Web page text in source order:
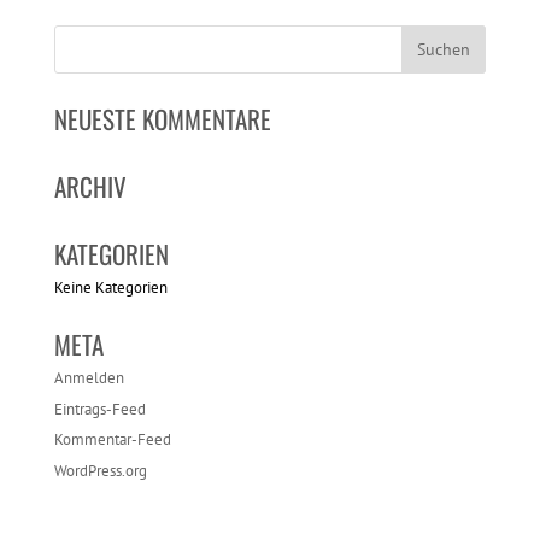
NEUESTE KOMMENTARE
ARCHIV
KATEGORIEN
Keine Kategorien
META
Anmelden
Eintrags-Feed
Kommentar-Feed
WordPress.org